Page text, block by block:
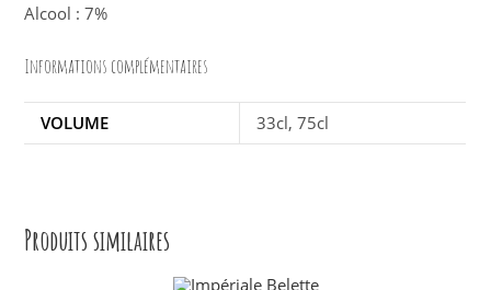
Alcool : 7%
Informations complémentaires
VOLUME 33cl, 75cl
Produits similaires